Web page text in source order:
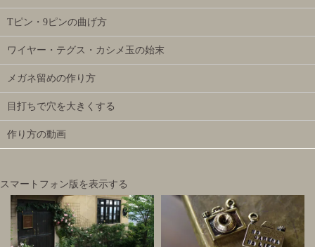
Tピン・9ピンの曲げ方
ワイヤー・テグス・カシメ玉の始末
メガネ留めの作り方
目打ちで穴を大きくする
作り方の動画
スマートフォン版を表示する